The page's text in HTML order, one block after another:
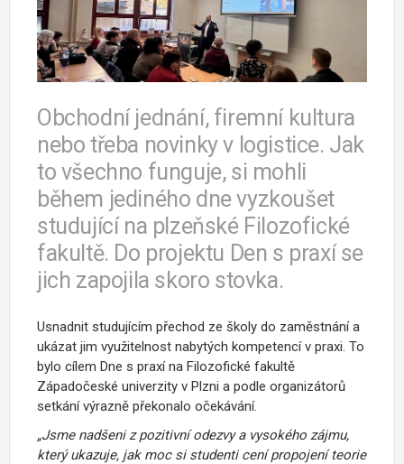
Obchodní jednání, firemní kultura
nebo třeba novinky v logistice. Jak
to všechno funguje, si mohli
během jediného dne vyzkoušet
studující na plzeňské Filozofické
fakultě. Do projektu Den s praxí se
jich zapojila skoro stovka.
Usnadnit studujícím přechod ze školy do zaměstnání a
ukázat jim využitelnost nabytých kompetencí v praxi. To
bylo cílem Dne s praxí na Filozofické fakultě
Západočeské univerzity v Plzni a podle organizátorů
setkání výrazně překonalo očekávání.
„Jsme nadšeni z pozitivní odezvy a vysokého zájmu,
který ukazuje, jak moc si studenti cení propojení teorie